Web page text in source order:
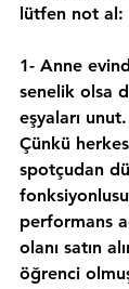
lütfen not al:
1- Anne
senelik olsa
eşyaları unut.
Çünkü
spotçudan
performans
olanı satın
öğrenci